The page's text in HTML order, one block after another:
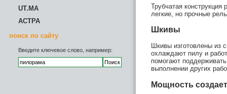
UT.MA
АСТРА
поиск по сайту
Введите ключевое слово, например:
Трубчатая конструкция
легкие, но прочные
Шкивы
Шкивы изготовлены из
охлаждают пилу и
помогают
выполнении других
Мощность